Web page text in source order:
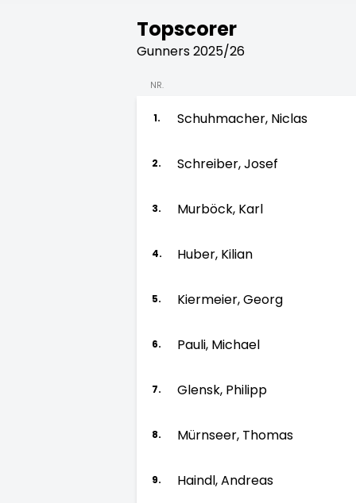
Topscorer
Gunners 2025/26
NR.
1. Schuhmacher, Niclas
2. Schreiber, Josef
3. Murböck, Karl
4. Huber, Kilian
5. Kiermeier, Georg
6. Pauli, Michael
7. Glensk, Philipp
8. Mürnseer, Thomas
9. Haindl, Andreas